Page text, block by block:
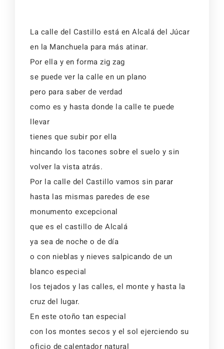
La calle del Castillo está en Alcalá del Júcar
en la Manchuela para más atinar.
Por ella y en forma zig zag
se puede ver la calle en un plano
pero para saber de verdad
como es y hasta donde la calle te puede
llevar
tienes que subir por ella
hincando los tacones sobre el suelo y sin
volver la vista atrás.
Por la calle del Castillo vamos sin parar
hasta las mismas paredes de ese
monumento excepcional
que es el castillo de Alcalá
ya sea de noche o de día
o con nieblas y nieves salpicando de un
blanco especial
los tejados y las calles, el monte y hasta la
cruz del lugar.
En este otoño tan especial
con los montes secos y el sol ejerciendo su
oficio de calentador natural